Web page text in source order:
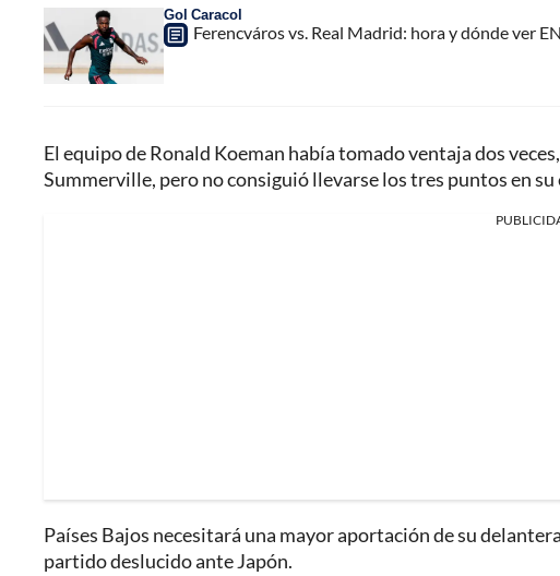
Gol Caracol
Ferencváros vs. Real Madrid: hora y dónde ver
El equipo de Ronald Koeman había tomado ventaja dos
Summerville, pero no consiguió llevarse los tres puntos en su
Países Bajos necesitará una mayor aportación de su
partido deslucido ante Japón.